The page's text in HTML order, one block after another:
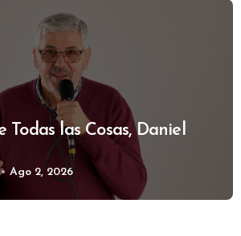
Todas las Cosas, Daniel
Ago 2, 2026